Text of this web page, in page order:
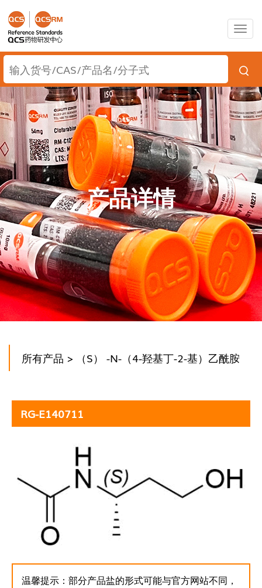
产品详情
所有产品 > （S） -N-（4-羟基丁-2-基）乙酰胺
RG-E140711
温馨提示：部分产品盐的形式可能与官方网站不同，